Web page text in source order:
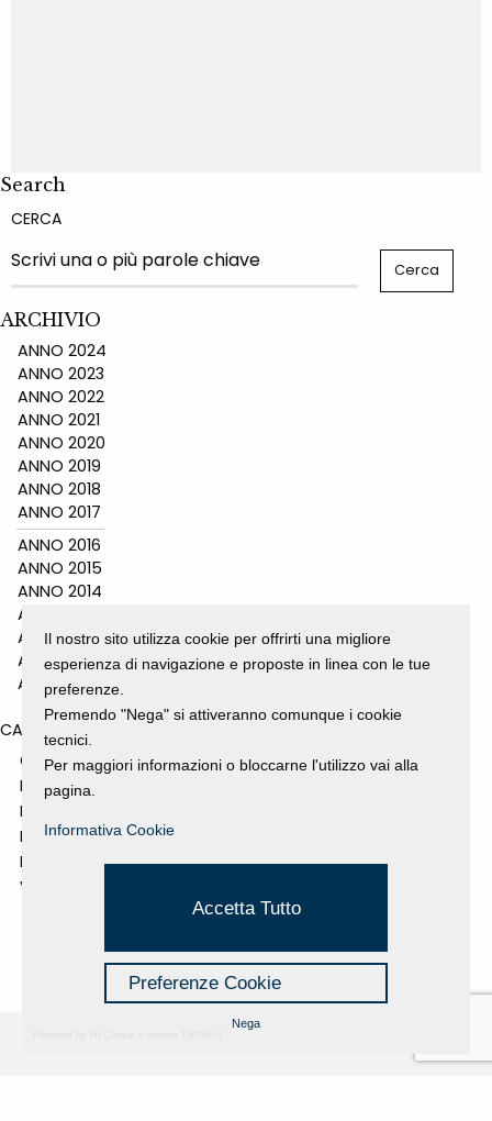
Search
CERCA
ARCHIVIO
ANNO 2024
ANNO 2023
ANNO 2022
ANNO 2021
ANNO 2020
ANNO 2019
ANNO 2018
ANNO 2017
ANNO 2016
ANNO 2015
ANNO 2014
ANNO 2011
ANNO 2010
ANNO 2009
ANNO 2008
CATEGORIES
GALLERY
MOSTRE E EVENTI
NEWS
PROGETTI SOSTENUTI
RASSEGNA STAMPA
VIDEO
Il nostro sito utilizza cookie per offrirti una migliore
esperienza di navigazione e proposte in linea con le tue
preferenze.
Premendo "Nega" si attiveranno comunque i cookie
tecnici.
Per maggiori informazioni o bloccarne l'utilizzo vai alla
pagina.
Informativa Cookie
Accetta Tutto
Preferenze Cookie
Nega